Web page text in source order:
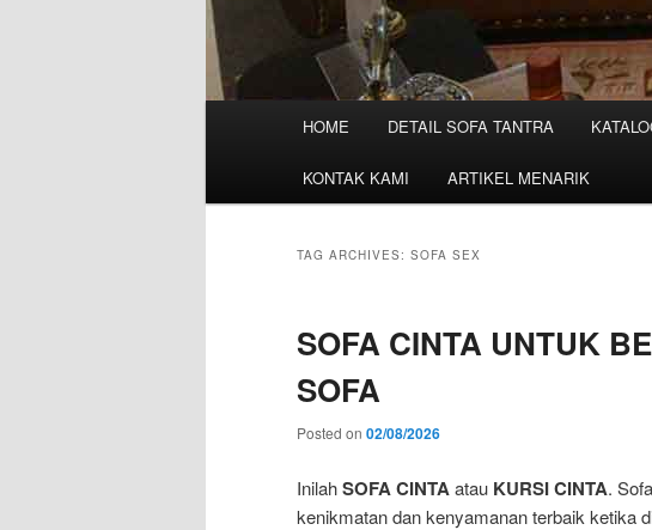
n
HOME DETAIL SOFA TANTRA
KONTAK KAMI ARTIKEL MENARIK
TAG ARCHIVES: SOFA SEX
SOFA CINTA UNTUK
SOFA
Posted on 02/08/2026
InilahSOFA CINTAatau KURSI CINTA.
kenikmatan dan kenyamanan terbaik ketika